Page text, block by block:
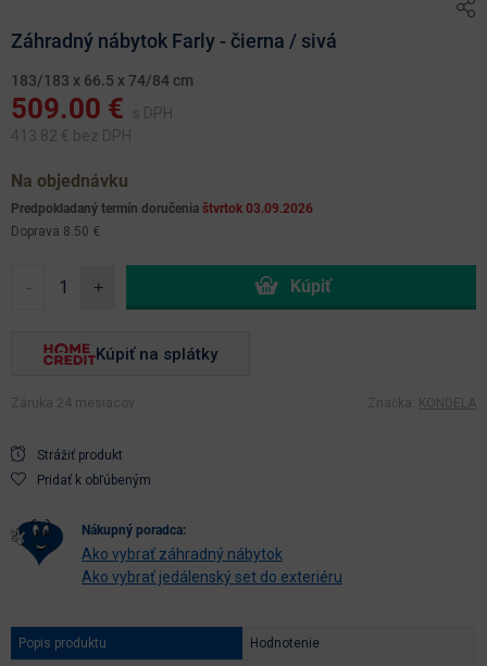
Záhradný nábytok Farly - čierna / sivá
183/183 x 66.5 x 74/84 cm
509.00 €
s DPH
413.82 € bez DPH
Na objednávku
Predpokladaný termín doručenia štvrtok 03.09.2026
Doprava 8.50 €
- +
Kúpiť na splátky
Záruka 24 mesiacov Značka: KONDELA
Strážiť produkt
Pridať k obľúbeným
nákupný poradca:
Ako vybrať záhradný nábytok
Ako vybrať jedálenský set do exteriéru
Popis produktu Hodnotenie